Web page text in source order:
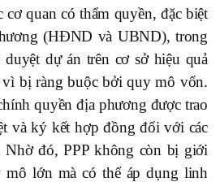
quan có thẩm quyền, đặc biệt
(HĐND và UBND), trong
dự án trên cơ sở hiệu quả
bị ràng buộc bởi quy mô vốn.
quyền địa phương được trao
và ký kết hợp đồng đối với các
đó, PPP không còn bị giới
mô lớn mà có thể áp dụng linh